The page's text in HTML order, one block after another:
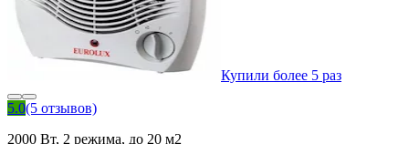
Купили более 5 раз
5.0(5 отзывов)
2000 Вт, 2 режима, до 20 м2